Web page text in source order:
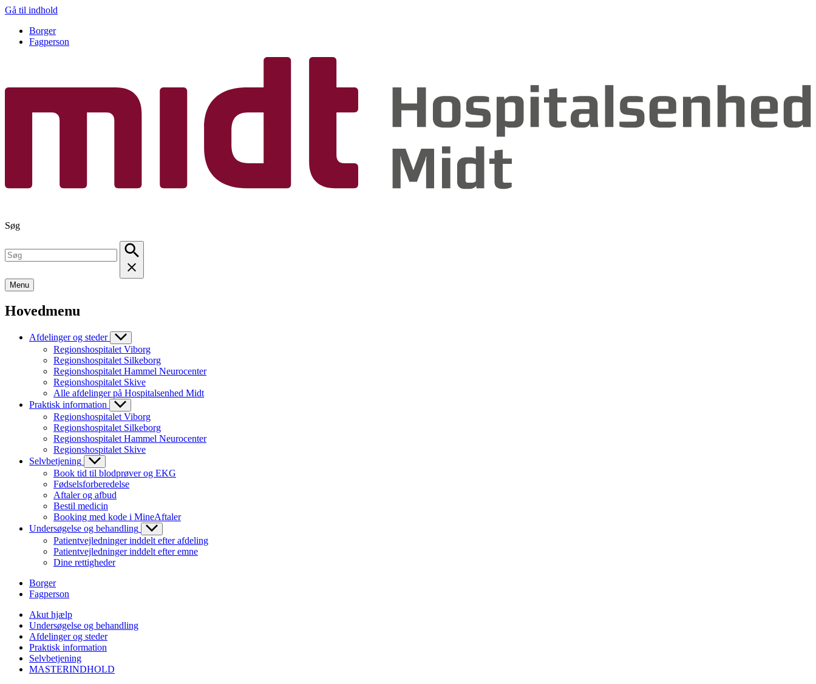
Gå til indhold
Borger
Fagperson
Søg
Menu
Hovedmenu
Afdelinger og steder
Regionshospitalet Viborg
Regionshospitalet Silkeborg
Regionshospitalet Hammel Neurocenter
Regionshospitalet Skive
Alle afdelinger på Hospitalsenhed Midt
Praktisk information
Regionshospitalet Viborg
Regionshospitalet Silkeborg
Regionshospitalet Hammel Neurocenter
Regionshospitalet Skive
Selvbetjening
Book tid til blodprøver og EKG
Fødselsforberedelse
Aftaler og afbud
Bestil medicin
Booking med kode i MineAftaler
Undersøgelse og behandling
Patientvejledninger inddelt efter afdeling
Patientvejledninger inddelt efter emne
Dine rettigheder
Borger
Fagperson
Akut hjælp
Undersøgelse og behandling
Afdelinger og steder
Praktisk information
Selvbetjening
MASTERINDHOLD